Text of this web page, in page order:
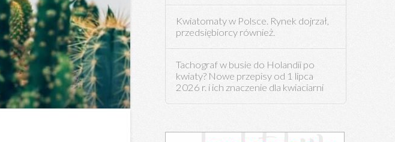
Kwiatomaty w Polsce. Rynek dojrzał,
przedsiębiorcy również.
Tachograf w busie do Holandii po
kwiaty? Nowe przepisy od 1 lipca
2026 r. i ich znaczenie dla kwiaciarni